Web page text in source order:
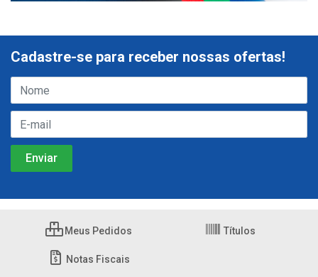
Cadastre-se para receber nossas ofertas!
Meus Pedidos Títulos
Notas Fiscais